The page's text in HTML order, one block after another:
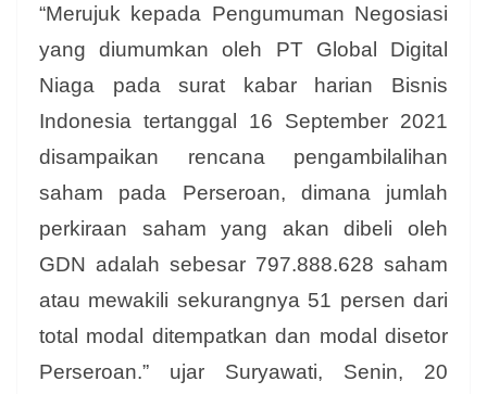
“Merujuk kepada Pengumuman Negosiasi
yang diumumkan oleh PT Global Digital
Niaga pada surat kabar harian Bisnis
Indonesia tertanggal 16 September 2021
disampaikan rencana pengambilalihan
saham pada Perseroan, dimana jumlah
perkiraan saham yang akan dibeli oleh
GDN adalah sebesar 797.888.628 saham
atau mewakili sekurangnya 51 persen dari
total modal ditempatkan dan modal disetor
Perseroan.” ujar Suryawati, Senin, 20